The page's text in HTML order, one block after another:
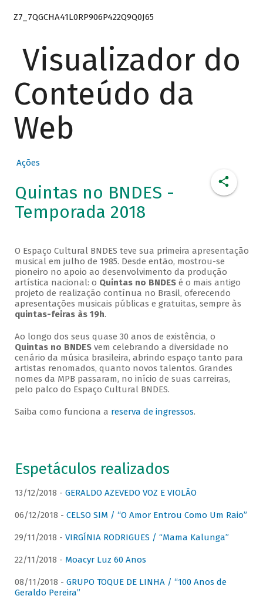
Z7_7QGCHA41L0RP906P422Q9Q0J65
Visualizador do
Conteúdo da
Web
Ações
Quintas no BNDES -
Temporada 2018
O Espaço Cultural BNDES teve sua primeira apresentação
musical em julho de 1985. Desde então, mostrou-se
pioneiro no apoio ao desenvolvimento da produção
artística nacional: o Quintas no BNDESé o mais antigo
projeto de realização contínua no Brasil, oferecendo
apresentações musicais públicas e gratuitas, sempre às
quintas-feiras às 19h.
Ao longo dos seus quase 30 anos de existência, o
Quintas no BNDESvem celebrando a diversidade no
cenário da música brasileira, abrindo espaço tanto para
artistas renomados, quanto novos talentos. Grandes
nomes da MPB passaram, no início de suas carreiras,
pelo palco do Espaço Cultural BNDES.
Saiba como funciona a reserva de ingressos.
Espetáculos realizados
13/12/2018 - GERALDO AZEVEDO VOZ E VIOLÃO
06/12/2018 - CELSO SIM / “O Amor Entrou Como Um Raio”
29/11/2018 - VIRGÍNIA RODRIGUES / “Mama Kalunga”
22/11/2018 - Moacyr Luz 60 Anos
08/11/2018 - GRUPO TOQUE DE LINHA / “100 Anos de
Geraldo Pereira”